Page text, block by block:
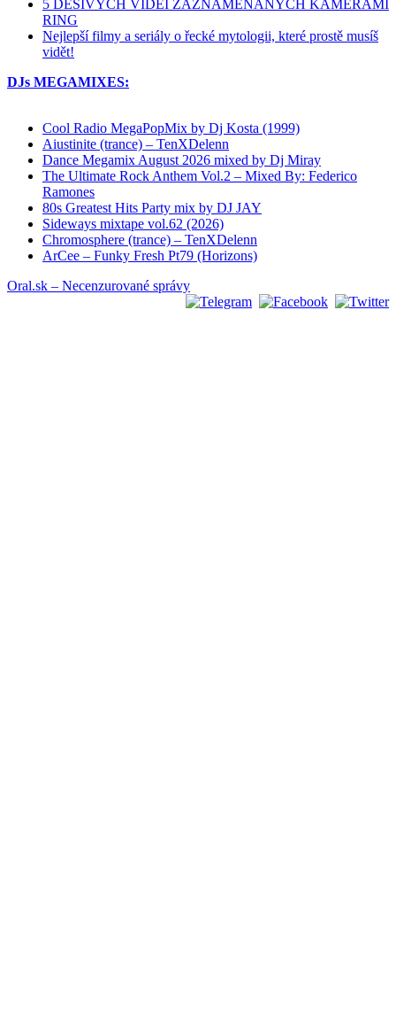
5 DĚSIVÝCH VIDEÍ ZAZNAMENANÝCH KAMERAMI
RING
Nejlepší filmy a seriály o řecké mytologii, které prostě musíš
vidět!
DJs MEGAMIXES:
Cool Radio MegaPopMix by Dj Kosta (1999)
Aiustinite (trance) – TenXDelenn
Dance Megamix August 2026 mixed by Dj Miray
The Ultimate Rock Anthem Vol.2 – Mixed By: Federico
Ramones
80s Greatest Hits Party mix by DJ JAY
Sideways mixtape vol.62 (2026)
Chromosphere (trance) – TenXDelenn
ArCee – Funky Fresh Pt79 (Horizons)
Oral.sk – Necenzurované správy